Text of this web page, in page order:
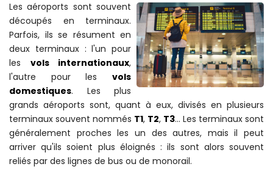
Les aéroports sont souvent
découpés en terminaux.
Parfois, ils se résument en
deux terminaux : l'un pour
les vols internationaux,
l'autre pour les vols
domestiques. Les plus
grands aéroports sont, quant à eux, divisés en plusieurs
terminaux souvent nommés T1, T2, T3... Les terminaux sont
généralement proches les un des autres, mais il peut
arriver qu'ils soient plus éloignés : ils sont alors souvent
reliés par des lignes de bus ou de monorail.